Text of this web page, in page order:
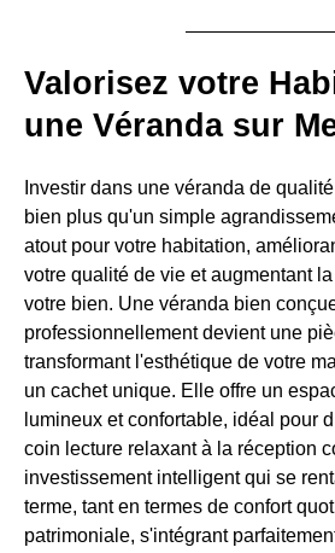
Valorisez votre
une Véranda sur
Investir dans une véranda de
bien plus qu'un simple
atout pour votre habitation,
votre qualité de vie et augmentant
votre bien. Une véranda bien
professionnellement devient une
transformant l'esthétique de votre
un cachet unique. Elle offre un
lumineux et confortable, idéal pour
coin lecture relaxant à la réception
investissement intelligent qui se
terme, tant en termes de confort
patrimoniale, s'intégrant